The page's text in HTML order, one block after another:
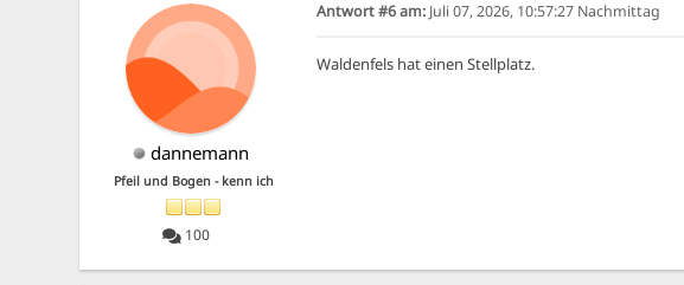
dannemann
Pfeil und Bogen - kenn ich
100
Antwort #6 am:Juli 07, 2026, 10:57:27 Nachmittag
Waldenfels hat einen Stellplatz.